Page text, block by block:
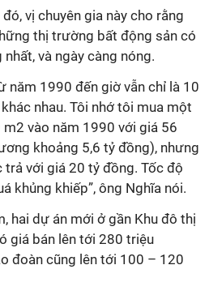
vị chuyên gia này cho rằng
thị trường bất động sản có
và ngày càng nóng.
năm 1990 đến giờ vẫn chỉ là 10
nhau. Tôi nhớ tôi mua một
vào năm 1990 với giá 56
khoảng 5,6 tỷ đồng), nhưng
trả với giá 20 tỷ đồng. Tốc độ
khủng khiếp”, ông Nghĩa nói.
hai dự án mới ở gần Khu đô thị
giá bán lên tới 280 triệu
đoàn cũng lên tới 100 – 120